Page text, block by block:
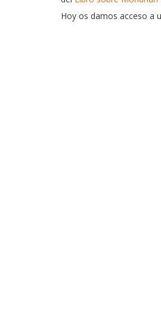
Hoy os damos acceso a